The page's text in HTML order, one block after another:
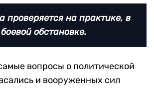
проверяется на практике, в
обстановке.
вопросы о политической
и вооруженных сил